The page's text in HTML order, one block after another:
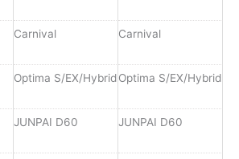
Carnival Carnival
Optima S/EX/HybridOptima S/EX/Hybrid
JUNPAI D60 JUNPAI D60